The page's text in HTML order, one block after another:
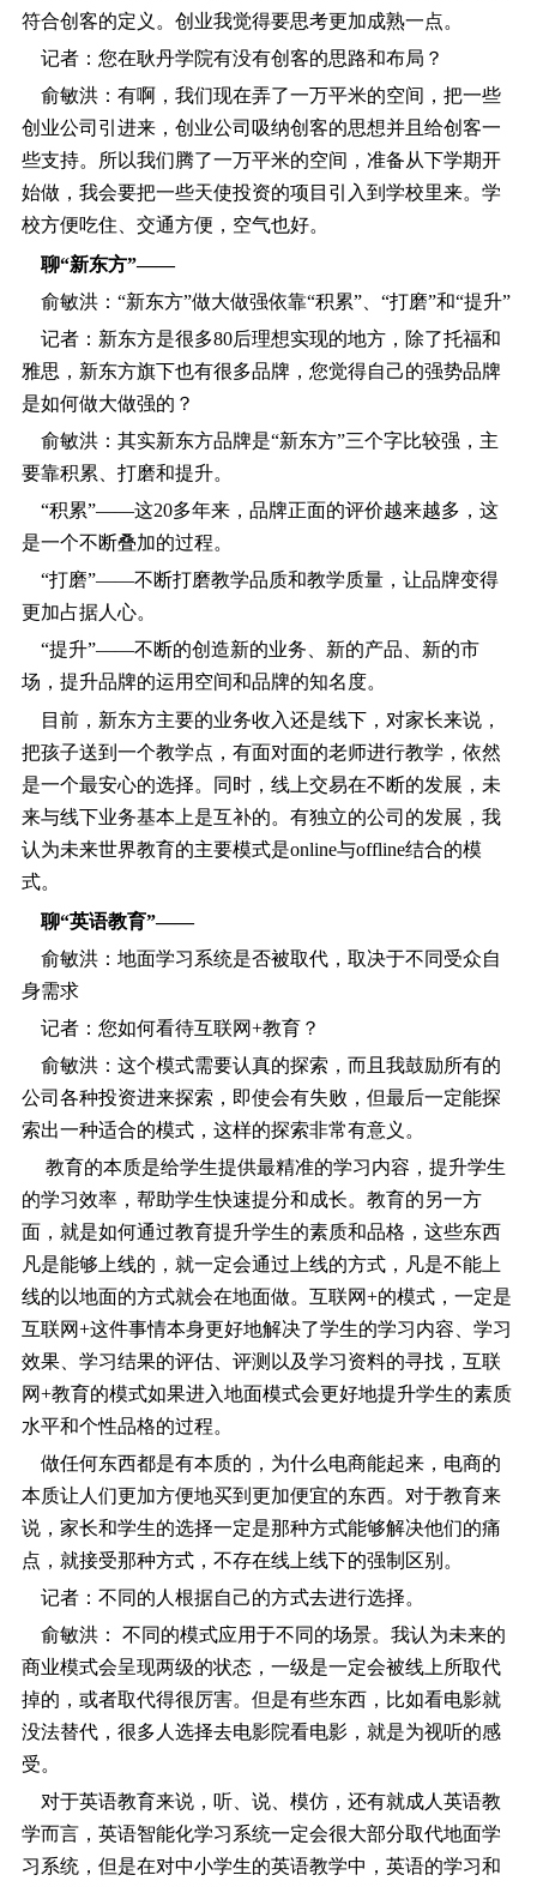
符合创客的定义。创业我觉得要思考更加成熟一点。
记者：您在耿丹学院有没有创客的思路和布局？
俞敏洪：有啊，我们现在弄了一万平米的空间，把一些
创业公司引进来，创业公司吸纳创客的思想并且给创客一
些支持。所以我们腾了一万平米的空间，准备从下学期开
始做，我会要把一些天使投资的项目引入到学校里来。学
校方便吃住、交通方便，空气也好。
聊“新东方”――
俞敏洪：“新东方”做大做强依靠“积累”、“打磨”和“提升”
记者：新东方是很多80后理想实现的地方，除了托福和
雅思，新东方旗下也有很多品牌，您觉得自己的强势品牌
是如何做大做强的？
俞敏洪：其实新东方品牌是“新东方”三个字比较强，主
要靠积累、打磨和提升。
“积累”――这20多年来，品牌正面的评价越来越多，这
是一个不断叠加的过程。
“打磨”――不断打磨教学品质和教学质量，让品牌变得
更加占据人心。
“提升”――不断的创造新的业务、新的产品、新的市
场，提升品牌的运用空间和品牌的知名度。
目前，新东方主要的业务收入还是线下，对家长来说，
把孩子送到一个教学点，有面对面的老师进行教学，依然
是一个最安心的选择。同时，线上交易在不断的发展，未
来与线下业务基本上是互补的。有独立的公司的发展，我
认为未来世界教育的主要模式是online与offline结合的模
式。
聊“英语教育”――
俞敏洪：地面学习系统是否被取代，取决于不同受众自
身需求
记者：您如何看待互联网+教育？
俞敏洪：这个模式需要认真的探索，而且我鼓励所有的
公司各种投资进来探索，即使会有失败，但最后一定能探
索出一种适合的模式，这样的探索非常有意义。
教育的本质是给学生提供最精准的学习内容，提升学生
的学习效率，帮助学生快速提分和成长。教育的另一方
面，就是如何通过教育提升学生的素质和品格，这些东西
凡是能够上线的，就一定会通过上线的方式，凡是不能上
线的以地面的方式就会在地面做。互联网+的模式，一定是
互联网+这件事情本身更好地解决了学生的学习内容、学习
效果、学习结果的评估、评测以及学习资料的寻找，互联
网+教育的模式如果进入地面模式会更好地提升学生的素质
水平和个性品格的过程。
做任何东西都是有本质的，为什么电商能起来，电商的
本质让人们更加方便地买到更加便宜的东西。对于教育来
说，家长和学生的选择一定是那种方式能够解决他们的痛
点，就接受那种方式，不存在线上线下的强制区别。
记者：不同的人根据自己的方式去进行选择。
俞敏洪： 不同的模式应用于不同的场景。我认为未来的
商业模式会呈现两级的状态，一级是一定会被线上所取代
掉的，或者取代得很厉害。但是有些东西，比如看电影就
没法替代，很多人选择去电影院看电影，就是为视听的感
受。
对于英语教育来说，听、说、模仿，还有就成人英语教
学而言，英语智能化学习系统一定会很大部分取代地面学
习系统，但是在对中小学生的英语教学中，英语的学习和